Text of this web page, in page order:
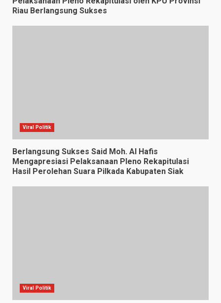
Riau Berlangsung Sukses
Viral Politik
Berlangsung Sukses Said Moh. Al Hafis
Mengapresiasi Pelaksanaan Pleno Rekapitulasi
Hasil Perolehan Suara Pilkada Kabupaten Siak
Viral Politik